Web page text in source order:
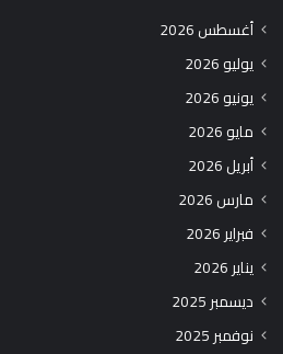
أغسطس 2026
يوليو 2026
يونيو 2026
مايو 2026
أبريل 2026
مارس 2026
فبراير 2026
يناير 2026
ديسمبر 2025
نوفمبر 2025